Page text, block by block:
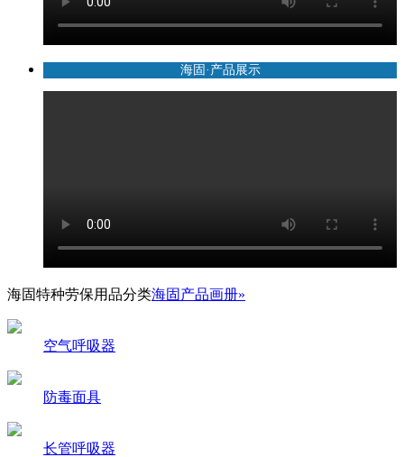
海固·产品展示
海固特种劳保用品分类海固产品画册»
空气呼吸器
防毒面具
长管呼吸器